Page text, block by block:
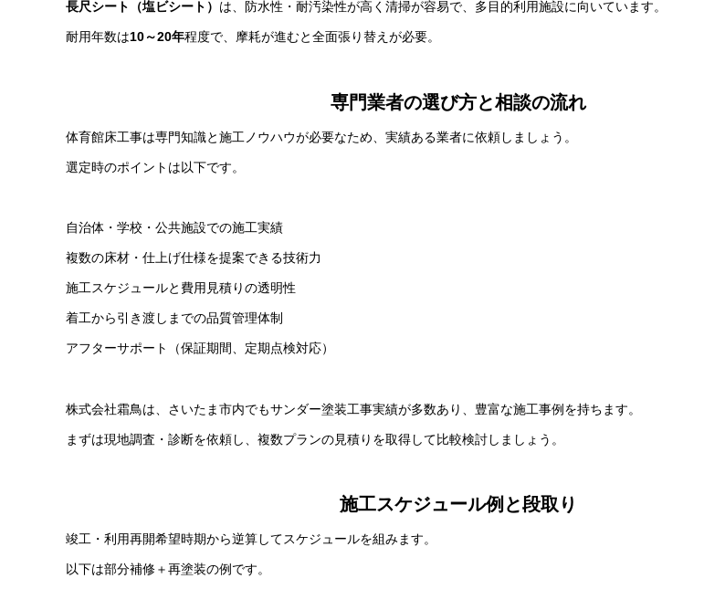
長尺シート（塩ビシート） は、防水性・耐汚染性が高く清掃が容易で、多目的利用施設に向いています。
耐用年数は10～20年程度で、摩耗が進むと全面張り替えが必要。
専門業者の選び方と相談の流れ
体育館床工事は専門知識と施工ノウハウが必要なため、実績ある業者に依頼しましょう。
選定時のポイントは以下です。
自治体・学校・公共施設での施工実績
複数の床材・仕上げ仕様を提案できる技術力
施工スケジュールと費用見積りの透明性
着工から引き渡しまでの品質管理体制
アフターサポート（保証期間、定期点検対応）
株式会社霜鳥は、さいたま市内でもサンダー塗装工事実績が多数あり、豊富な施工事例を持ちます。
まずは現地調査・診断を依頼し、複数プランの見積りを取得して比較検討しましょう。
施工スケジュール例と段取り
竣工・利用再開希望時期から逆算してスケジュールを組みます。
以下は部分補修＋再塗装の例です。